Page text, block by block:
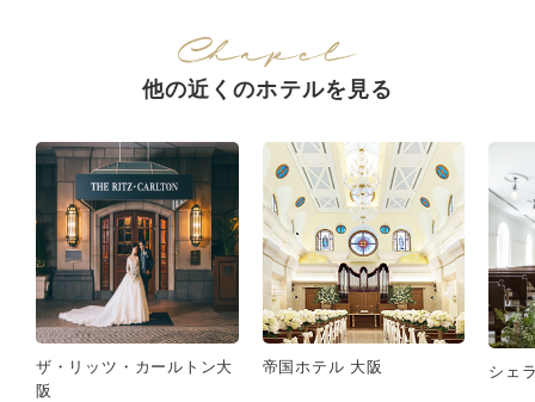
他の近くのホテルを見る
ザ・リッツ・カールトン大
阪
帝国ホテル 大阪 シェ